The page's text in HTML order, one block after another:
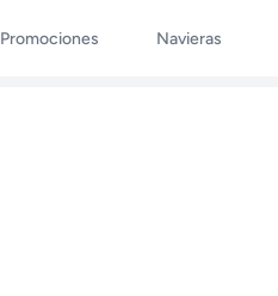
Promociones Navieras